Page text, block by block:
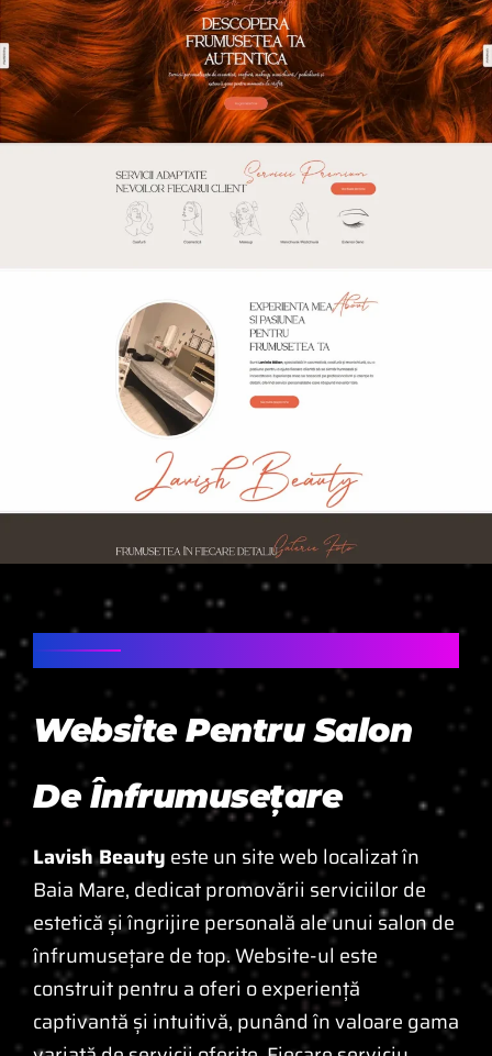
PROIECT "LAVISH BEAUTY" - BAIA
Website Pentru Salon
De Înfrumusețare
Lavish Beauty este un site web localizat în
Baia Mare, dedicat promovării serviciilor de
estetică și îngrijire personală ale unui salon de
înfrumusețare de top. Website-ul este
construit pentru a oferi o experiență
captivantă și intuitivă, punând în valoare gama